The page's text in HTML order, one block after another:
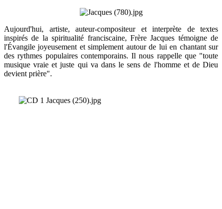
Aujourd'hui, artiste, auteur-compositeur et interprète de textes
inspirés de la spiritualité franciscaine, Frère Jacques témoigne de
l'Évangile joyeusement et simplement autour de lui en chantant sur
des rythmes populaires contemporains. Il nous rappelle que "toute
musique vraie et juste qui va dans le sens de l'homme et de Dieu
devient prière".